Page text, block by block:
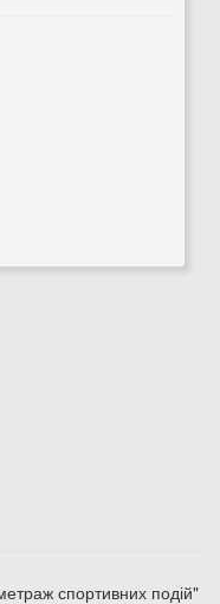
спортивних подій"